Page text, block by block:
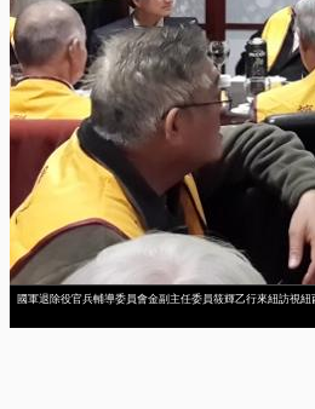
國軍退除役官兵輔導委員會金副主任委員筱輝乙行來紐訪視紐